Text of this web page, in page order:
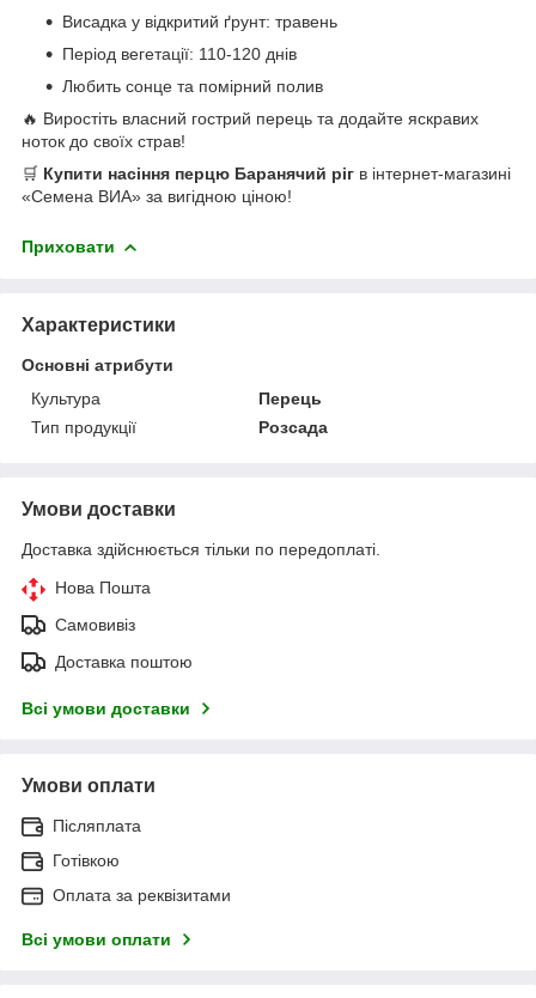
Висадка у відкритий ґрунт: травень
Період вегетації: 110-120 днів
Любить сонце та помірний полив
🔥 Виростіть власний гострий перець та додайте яскравих
ноток до своїх страв!
🛒 Купити насіння перцю Баранячий ріг в інтернет-магазині
«Семена ВИА» за вигідною ціною!
Приховати
Характеристики
Основні атрибути
Культура
Перець
Тип продукції
Розсада
Умови доставки
Доставка здійснюється тільки по передоплаті.
Нова Пошта
Самовивіз
Доставка поштою
Всі умови доставки
Умови оплати
Післяплата
Готівкою
Оплата за реквізитами
Всі умови оплати